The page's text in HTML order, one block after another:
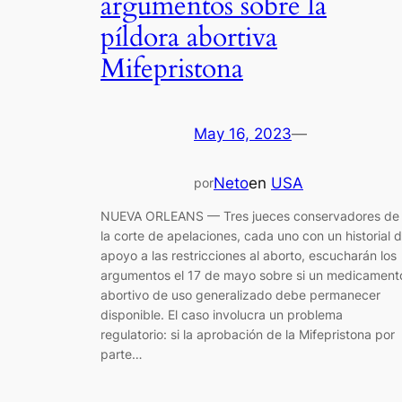
píldora abortiva
Mifepristona
May 16, 2023—
porNetoen USA
NUEVA ORLEANS — Tres jueces conservadores de
la corte de apelaciones, cada uno con un historial
apoyo a las restricciones al aborto, escucharán los
argumentos el 17 de mayo sobre si un
abortivo de uso generalizado debe permanecer
disponible. El caso involucra un problema
regulatorio: si la aprobación de la Mifepristona por
parte…